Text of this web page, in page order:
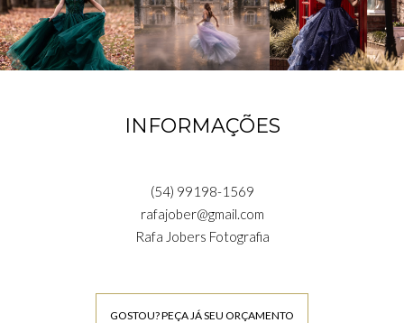
INFORMAÇÕES
(54) 99198-1569
rafajober@gmail.com
Rafa Jobers Fotografia
GOSTOU? PEÇA JÁ SEU ORÇAMENTO